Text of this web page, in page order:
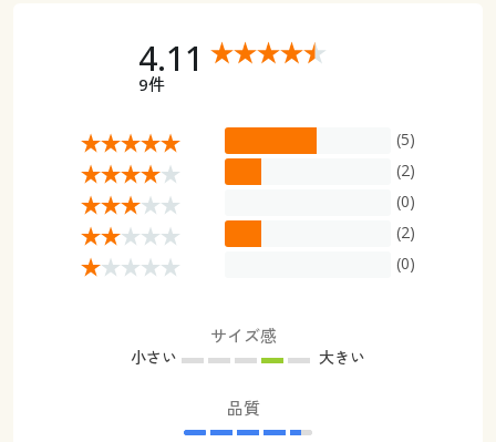
4.11
9件
(5)
(2)
(0)
(2)
(0)
サイズ感
小さい 大きい
品質